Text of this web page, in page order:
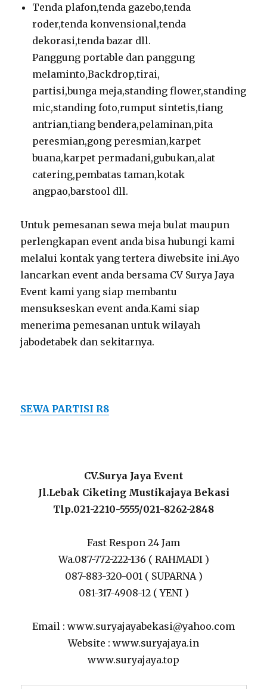
Tenda plafon,tenda gazebo,tenda
roder,tenda konvensional,tenda
dekorasi,tenda bazar dll.
Panggung portable dan panggung
melaminto,Backdrop,tirai,
partisi,bunga meja,standing flower,standing
mic,standing foto,rumput sintetis,tiang
antrian,tiang bendera,pelaminan,pita
peresmian,gong peresmian,karpet
buana,karpet permadani,gubukan,alat
catering,pembatas taman,kotak
angpao,barstool dll.
Untuk pemesanan sewa meja bulat maupun
perlengkapan event anda bisa hubungi kami
melalui kontak yang tertera diwebsite ini.Ayo
lancarkan event anda bersama CV Surya Jaya
Event kami yang siap membantu
mensukseskan event anda.Kami siap
menerima pemesanan untuk wilayah
jabodetabek dan sekitarnya.
SEWA PARTISI R8
CV.Surya Jaya Event
Jl.Lebak Ciketing Mustikajaya Bekasi
Tlp.021-2210-5555/021-8262-2848
Fast Respon 24 Jam
Wa.087-772-222-136 ( RAHMADI )
087-883-320-001 ( SUPARNA )
081-317-4908-12 ( YENI )
Email : www.suryajayabekasi@yahoo.com
Website : www.suryajaya.in
www.suryajaya.top